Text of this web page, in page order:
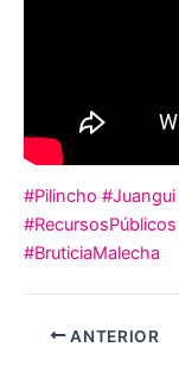
#Pilincho #Juangui
#RecursosPúblicos
#BruticiaMalecha
ANTERIOR